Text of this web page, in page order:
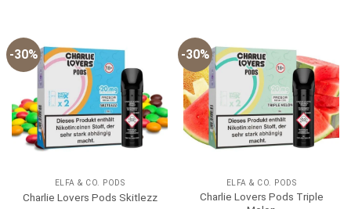
-30%
ELFA & CO. PODS
Charlie Lovers Pods Skitlezz
-30%
ELFA & CO. PODS
Charlie Lovers Pods Triple